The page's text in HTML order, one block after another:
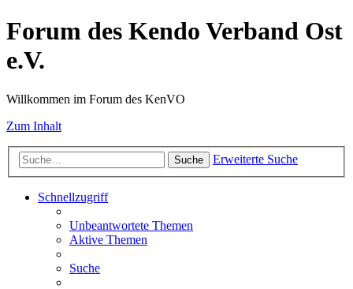
Forum des Kendo Verband Ost
e.V.
Willkommen im Forum des KenVO
Zum Inhalt
Suche Erweiterte Suche
Schnellzugriff
Unbeantwortete Themen
Aktive Themen
Suche